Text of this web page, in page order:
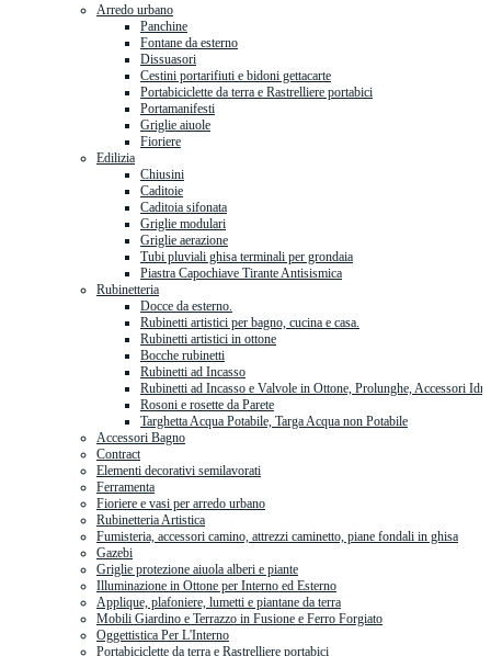
Arredo urbano
Panchine
Fontane da esterno
Dissuasori
Cestini portarifiuti e bidoni gettacarte
Portabiciclette da terra e Rastrelliere portabici
Portamanifesti
Griglie aiuole
Fioriere
Edilizia
Chiusini
Caditoie
Caditoia sifonata
Griglie modulari
Griglie aerazione
Tubi pluviali ghisa terminali per grondaia
Piastra Capochiave Tirante Antisismica
Rubinetteria
Docce da esterno.
Rubinetti artistici per bagno, cucina e casa.
Rubinetti artistici in ottone
Bocche rubinetti
Rubinetti ad Incasso
Rubinetti ad Incasso e Valvole in Ottone, Prolunghe, Accessori
Rosoni e rosette da Parete
Targhetta Acqua Potabile, Targa Acqua non Potabile
Accessori Bagno
Contract
Elementi decorativi semilavorati
Ferramenta
Fioriere e vasi per arredo urbano
Rubinetteria Artistica
Fumisteria, accessori camino, attrezzi caminetto, piane fondali in ghisa
Gazebi
Griglie protezione aiuola alberi e piante
Illuminazione in Ottone per Interno ed Esterno
Applique, plafoniere, lumetti e piantane da terra
Mobili Giardino e Terrazzo in Fusione e Ferro Forgiato
Oggettistica Per L'Interno
Portabiciclette da terra e Rastrelliere portabici